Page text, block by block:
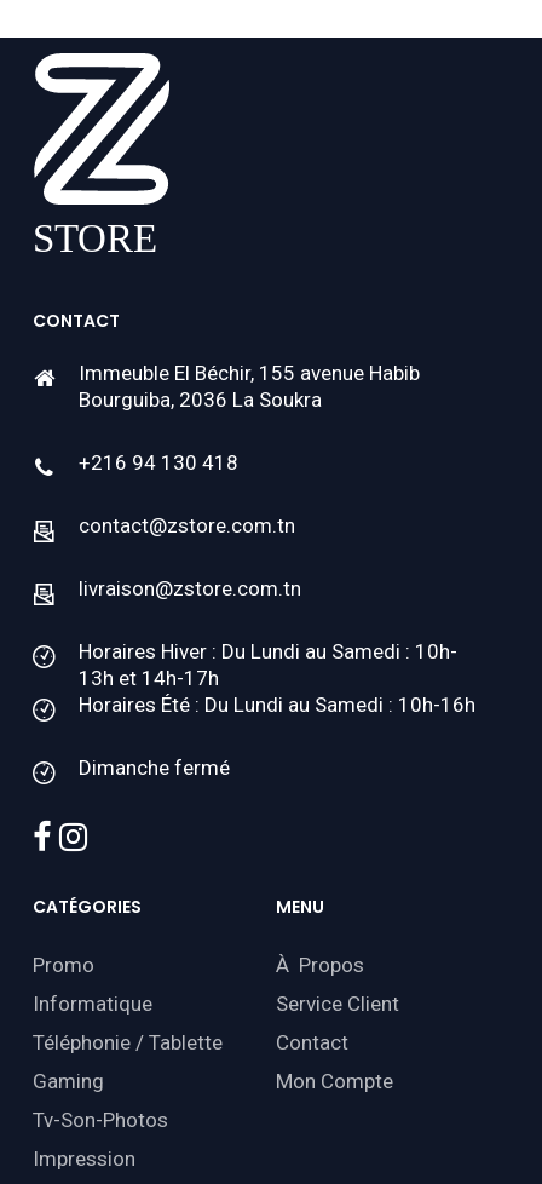
CONTACT
Immeuble El Béchir, 155 avenue Habib
Bourguiba, 2036 La Soukra
+216 94 130 418
contact@zstore.com.tn
livraison@zstore.com.tn
Horaires Hiver : Du Lundi au Samedi : 10h-
13h et 14h-17h
Horaires Été : Du Lundi au Samedi : 10h-16h
Dimanche fermé
facebook
instagram
CATÉGORIES
Promo
Informatique
Téléphonie / Tablette
Gaming
Tv-Son-Photos
Impression
MENU
À Propos
Service Client
Contact
Mon Compte